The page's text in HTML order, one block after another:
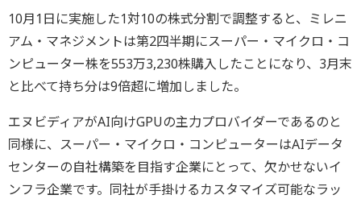
10月1日に実施した1対10の株式分割で調整すると、ミレニ
アム・マネジメントは第2四半期にスーパー・マイクロ・コ
ンピューター株を553万3,230株購入したことになり、3月末
と比べて持ち分は9倍超に増加しました。
エヌビディアがAI向けGPUの主力プロバイダーであるのと
同様に、スーパー・マイクロ・コンピューターはAIデータ
センターの自社構築を目指す企業にとって、欠かせないイ
ンフラ企業です。同社が手掛けるカスタマイズ可能なラッ